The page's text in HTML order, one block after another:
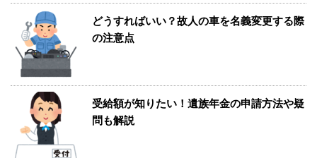
どうすればいい？故人の車を名義変更する際
の注意点
受給額が知りたい！遺族年金の申請方法や疑
問も解説